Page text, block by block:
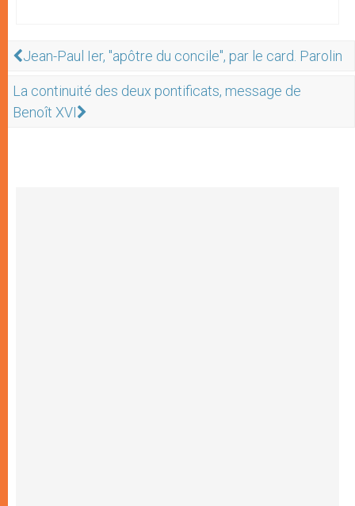
Jean-Paul Ier, "apôtre du concile", par le card. Parolin
La continuité des deux pontificats, message de
Benoît XVI